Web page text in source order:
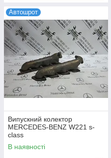
Автошрот
Випускний колектор
MERCEDES-BENZ W221 s-
class
В наявності